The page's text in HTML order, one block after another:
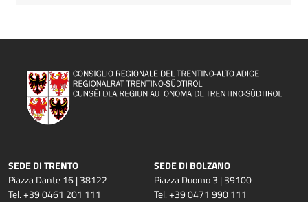
SEDE DI TRENTO
Piazza Dante 16 | 38122
Tel. +39 0461 201 111
SEDE DI BOLZANO
Piazza Duomo 3 | 39100
Tel. +39 0471 990 111